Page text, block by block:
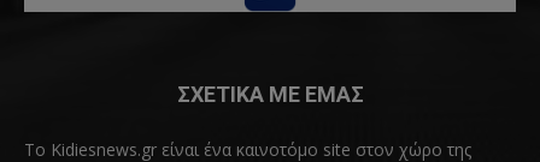
ΣΧΕΤΙΚΑ ΜΕ ΕΜΑΣ
Το Kidiesnews.gr είναι ένα καινοτόμο site στον χώρο της